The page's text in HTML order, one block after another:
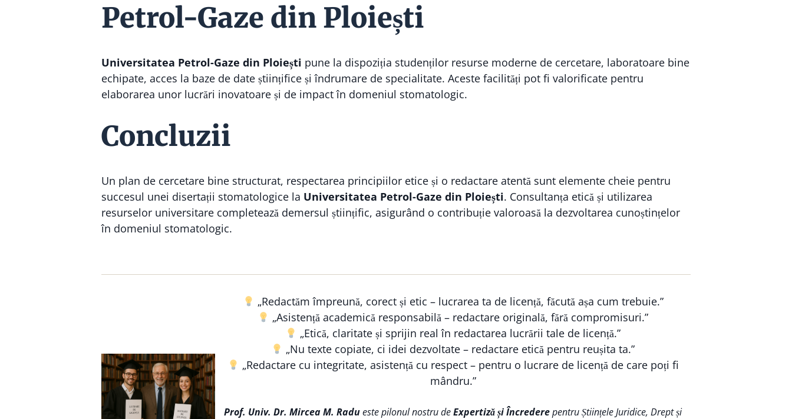
Petrol-Gaze din Ploiești
Universitatea Petrol-Gaze din Ploiești pune la dispoziția studenților resurse moderne de cercetare, laboratoare bine
echipate, acces la baze de date științifice și îndrumare de specialitate. Aceste facilități pot fi valorificate pentru
elaborarea unor lucrări inovatoare și de impact în domeniul stomatologic.
Concluzii
Un plan de cercetare bine structurat, respectarea principiilor etice și o redactare atentă sunt elemente cheie pentru
succesul unei disertații stomatologice la Universitatea Petrol-Gaze din Ploiești. Consultanța etică și utilizarea
resurselor universitare completează demersul științific, asigurând o contribuție valoroasă la dezvoltarea cunoștințelor
în domeniul stomatologic.
„Redactăm împreună, corect și etic – lucrarea ta de licență, făcută așa cum trebuie.”
„Asistență academică responsabilă – redactare originală, fără compromisuri.”
„Etică, claritate și sprijin real în redactarea lucrării tale de licență.”
„Nu texte copiate, ci idei dezvoltate – redactare etică pentru reușita ta.”
„Redactare cu integritate, asistență cu respect – pentru o lucrare de licență de care poți fi
mândru.”
Prof. Univ. Dr. Mircea M. Radueste pilonul nostru deExpertiză și Încrederepentru Științele Juridice, Drept și